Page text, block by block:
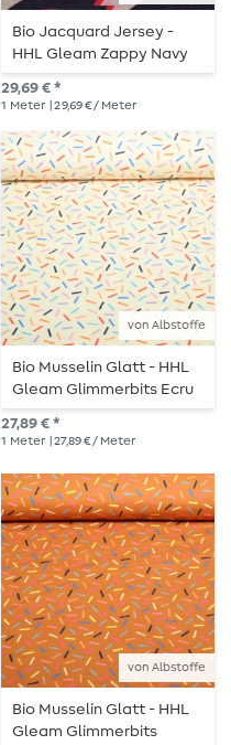
Bio Jacquard Jersey -
HHL Gleam Zappy Navy
29,69 € *
1 Meter | 29,69 € / Meter
von Albstoffe
Bio Musselin Glatt - HHL
Gleam Glimmerbits Ecru
27,89 € *
1 Meter | 27,89 € / Meter
von Albstoffe
Bio Musselin Glatt - HHL
Gleam Glimmerbits